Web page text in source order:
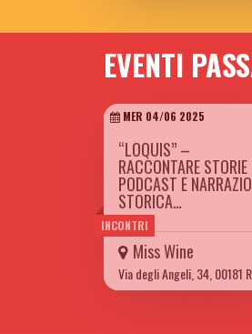
EVENTI
INCONTRI
MER 04/06 2025
“LOQUIS” –
RACCONTARE STORIE
PODCAST E
STORICA…
Miss Wine